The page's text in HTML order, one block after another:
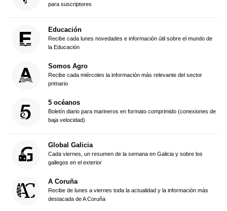
para suscriptores
Educación
Recibe cada lunes novedades e información útil sobre el mundo de
la Educación
Somos Agro
Recibe cada miércoles la información más relevante del sector
primario
5 océanos
Boletín diario para marineros en formato comprimido (conexiones de
baja velocidad)
Global Galicia
Cada viernes, un resumen de la semana en Galicia y sobre los
gallegos en el exterior
A Coruña
Recibe de lunes a viernes toda la actualidad y la información más
destacada de A Coruña